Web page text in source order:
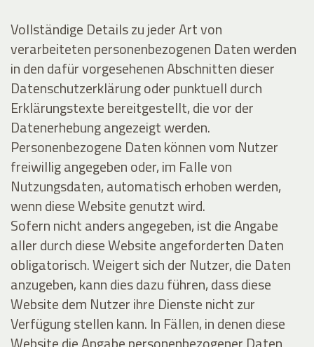
Vollständige Details zu jeder Art von
verarbeiteten personenbezogenen Daten werden
in den dafür vorgesehenen Abschnitten dieser
Datenschutzerklärung oder punktuell durch
Erklärungstexte bereitgestellt, die vor der
Datenerhebung angezeigt werden.
Personenbezogene Daten können vom Nutzer
freiwillig angegeben oder, im Falle von
Nutzungsdaten, automatisch erhoben werden,
wenn diese Website genutzt wird.
Sofern nicht anders angegeben, ist die Angabe
aller durch diese Website angeforderten Daten
obligatorisch. Weigert sich der Nutzer, die Daten
anzugeben, kann dies dazu führen, dass diese
Website dem Nutzer ihre Dienste nicht zur
Verfügung stellen kann. In Fällen, in denen diese